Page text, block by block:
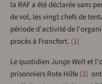
la RAF a été déclarée sans
de vol, les vingt chefs de
période d'activité de
procès à Francfort. 1
Le quotidienJunge Weltet
prisonniers Rote Hilfe 2